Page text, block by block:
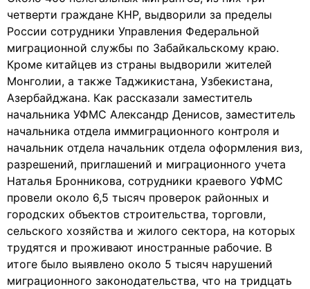
четверти граждане КНР, выдворили за пределы
России сотрудники Управления Федеральной
миграционной службы по Забайкальскому краю.
Кроме китайцев из страны выдворили жителей
Монголии, а также Таджикистана, Узбекистана,
Азербайджана. Как рассказали заместитель
начальника УФМС Александр Денисов, заместитель
начальника отдела иммиграционного контроля и
начальник отдела начальник отдела оформления виз,
разрешений, приглашений и миграционного учета
Наталья Бронникова, сотрудники краевого УФМС
провели около 6,5 тысяч проверок районных и
городских объектов строительства, торговли,
сельского хозяйства и жилого сектора, на которых
трудятся и проживают иностранные рабочие. В
итоге было выявлено около 5 тысяч нарушений
миграционного законодательства, что на тридцать